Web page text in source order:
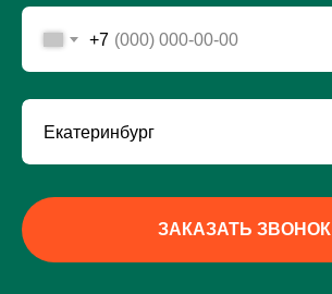
+7
ЗАКАЗАТЬ ЗВОНОК